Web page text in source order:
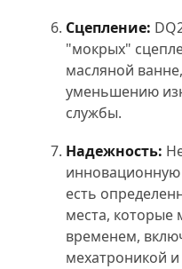
Сцепление:
"мокрых"
масляной
уменьшению
службы.
Надежность:
инновационную
есть
места, которые
временем,
мехатроникой